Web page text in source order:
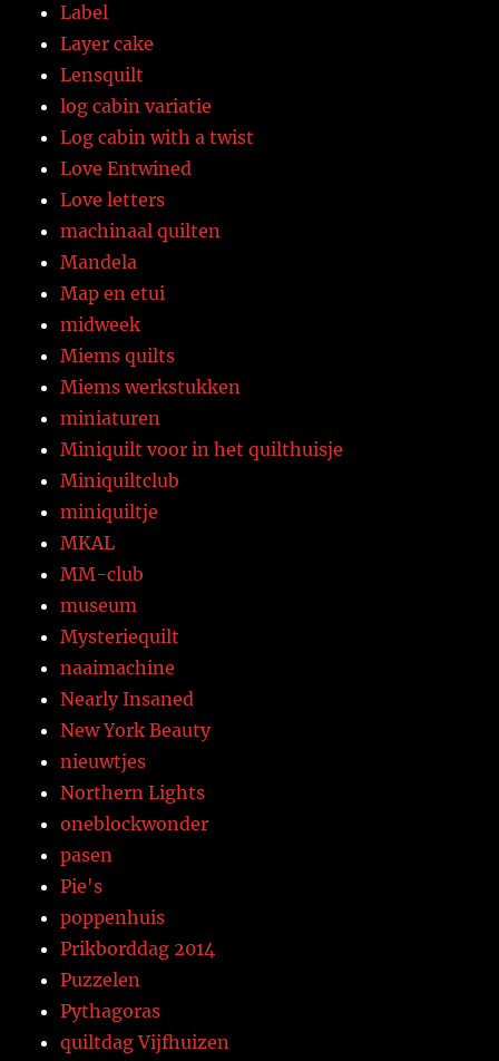
Label
Layer cake
Lensquilt
log cabin variatie
Log cabin with a twist
Love Entwined
Love letters
machinaal quilten
Mandela
Map en etui
midweek
Miems quilts
Miems werkstukken
miniaturen
Miniquilt voor in het quilthuisje
Miniquiltclub
miniquiltje
MKAL
MM-club
museum
Mysteriequilt
naaimachine
Nearly Insaned
New York Beauty
nieuwtjes
Northern Lights
oneblockwonder
pasen
Pie's
poppenhuis
Prikborddag 2014
Puzzelen
Pythagoras
quiltdag Vijfhuizen